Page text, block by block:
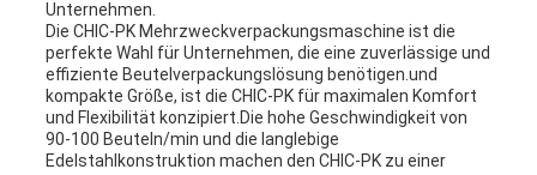
Unternehmen.
Die CHIC-PK Mehrzweckverpackungsmaschine ist die
perfekte Wahl für Unternehmen, die eine zuverlässige und
effiziente Beutelverpackungslösung benötigen.und
kompakte Größe, ist die CHIC-PK für maximalen Komfort
und Flexibilität konzipiert.Die hohe Geschwindigkeit von
90-100 Beuteln/min und die langlebige
Edelstahlkonstruktion machen den CHIC-PK zu einer